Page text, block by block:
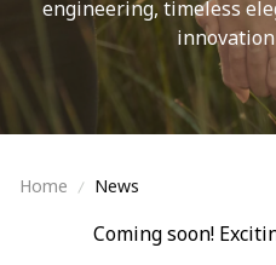
engineering, timeless
Home News
Coming soon!